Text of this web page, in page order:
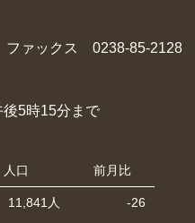
ァックス 0238-85-2128
5時15分まで
人口 前月比
11,841人 -26